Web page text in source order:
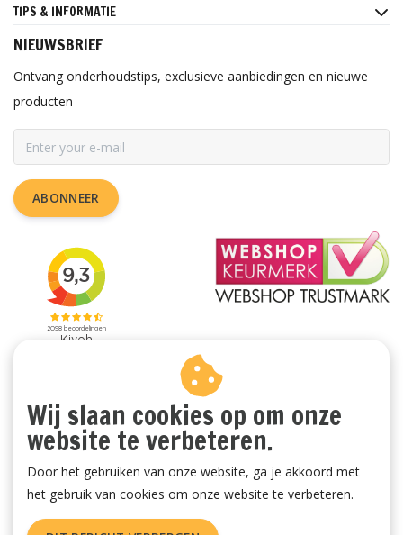
TIPS & INFORMATIE
NIEUWSBRIEF
Ontvang onderhoudstips, exclusieve aanbiedingen en nieuwe
producten
ABONNEER
Wij slaan cookies op om onze
website te verbeteren.
Door het gebruiken van onze website, ga je akkoord met
het gebruik van cookies om onze website te verbeteren.